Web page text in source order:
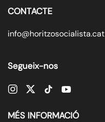
CONTACTE
info@horitzosocialista.cat
Segueix-nos
MÉS INFORMACIÓ